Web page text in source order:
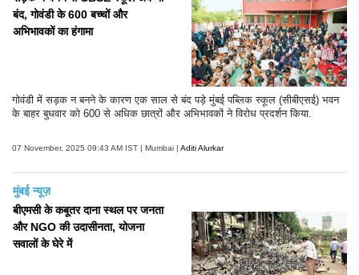
बंद, गोवंडी के 600 बच्चों और
अभिभावकों का हंगामा
गोवंडी में सड़क न बनने के कारण एक साल से बंद पड़े मुंबई पब्लिक स्कूल (सीबीएसई) भवन
के बाहर बुधवार को 600 से अधिक छात्रों और अभिभावकों ने विरोध प्रदर्शन किया.
07 November, 2025 09:43 AM IST | Mumbai | Aditi Alurkar
मुंबई न्यूज़
बीएमसी के कबूतर दाना स्थल पर जनता
और NGO की उदासीनता, योजना
सवालों के घेरे में